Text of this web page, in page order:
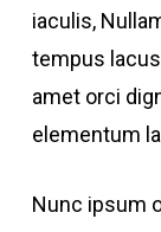
iaculis,
tempus
amet orci
elementum
Nunc ipsum